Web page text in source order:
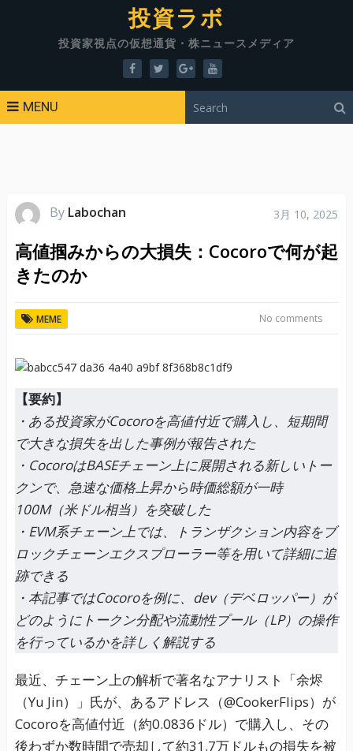
投資ラボ
投資家視点の仮想通貨・株ニュースメディア
MENU
By Labochan 3月 10, 2025
高値掴みからの大損失：Cocoroで何が起
きたのか
MEME No comments
【要約】
・ある投資家がCocoroを高値付近で購入し、短期間
で大きな損失を出した事例が報告された
・CocoroはBASEチェーン上に展開される新しいトー
クンで、急速な価格上昇から時価総額が一時
100M（米ドル相当）を突破した
・EVM系チェーン上では、トランザクション内容をブ
ロックチェーンエクスプローラー等を用いて詳細に追
跡できる
・本記事ではCocoroを例に、dev（デベロッパー）が
どのようにトークン分配や流動性プール（LP）の操作
を行っているかを詳しく解説する
最近、チェーン上の解析で著名なアナリスト「余烬
（Yu Jin）」氏が、あるアドレス（@CookerFlips）が
Cocoroを高値付近（約0.0836ドル）で購入し、その
後わずか数時間で売却して約31.7万ドルもの損失を被